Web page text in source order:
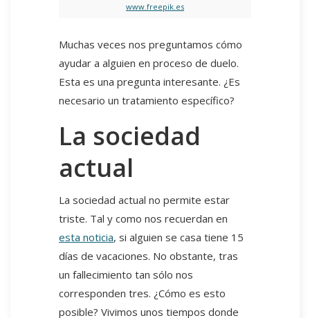
www.freepik.es
Muchas veces nos preguntamos cómo
ayudar a alguien en proceso de duelo.
Esta es una pregunta interesante. ¿Es
necesario un tratamiento específico?
La sociedad
actual
La sociedad actual no permite estar
triste. Tal y como nos recuerdan en
esta noticia, si alguien se casa tiene 15
días de vacaciones. No obstante, tras
un fallecimiento tan sólo nos
corresponden tres. ¿Cómo es esto
posible? Vivimos unos tiempos donde